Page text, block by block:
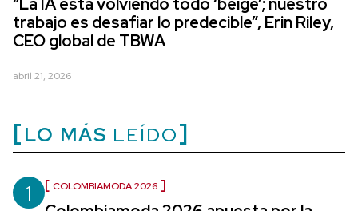
trabajo es desafiar lo predecible”, Erin Riley,
CEO global de TBWA
abril 21, 2026
LO MÁS LEÍDO
1 COLOMBIAMODA 2026